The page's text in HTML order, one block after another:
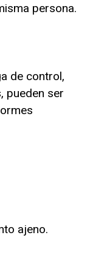
persona.
de control,
pueden ser
ajeno.